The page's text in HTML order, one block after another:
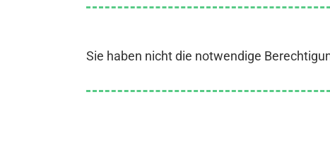
Sie haben nicht die notwendige